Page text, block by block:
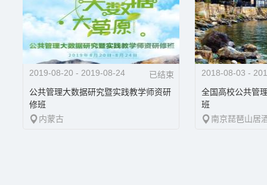
2019-08-20 - 2019-08-24
公共管理大数据研究暨实践教学师资研
修班
内蒙古
已结束
2018-08-03 -
全国高校公共管
班
南京琵琶山居